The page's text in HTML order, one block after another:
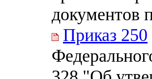
документов
Приказ 250